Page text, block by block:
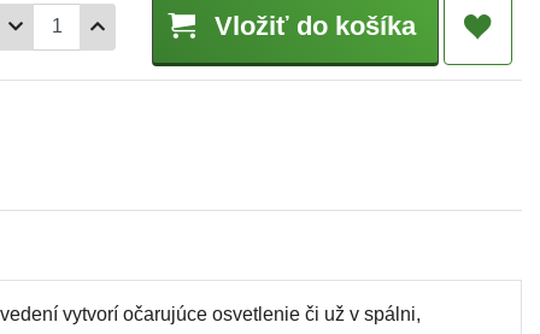
Vložiť do košíka
vytvorí očarujúce osvetlenie či už v spálni,